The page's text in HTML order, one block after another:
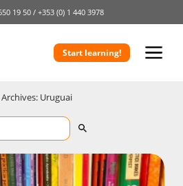
19 50 /+353 (0) 1 440 3978
Start learning!
Archives: Uruguai